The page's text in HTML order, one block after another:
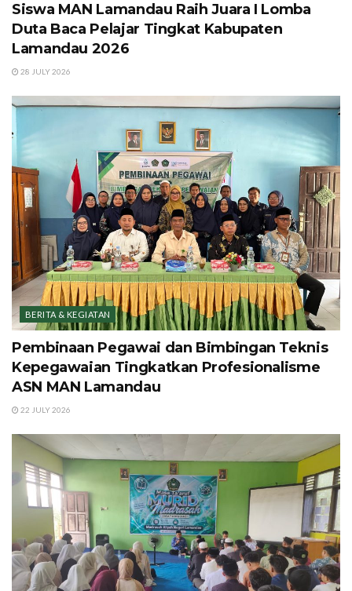
Siswa MAN Lamandau Raih Juara I Lomba
Duta Baca Pelajar Tingkat Kabupaten
Lamandau 2026
28 JULY 2026
BERITA & KEGIATAN
Pembinaan Pegawai dan Bimbingan Teknis
Kepegawaian Tingkatkan Profesionalisme
ASN MAN Lamandau
22 JULY 2026